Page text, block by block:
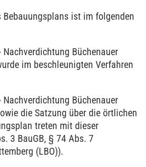
Bebauungsplans ist im folgenden
Büchenauer
im beschleunigten Verfahren
Büchenauer
die Satzung über die örtlichen
treten mit dieser
3 BauGB, § 74 Abs. 7
(LBO)).